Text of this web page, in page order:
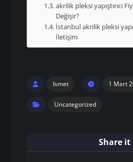
akrilik pleksi yapıştırıcı
Değişir?
İstanbul akrilik pleksi
İletişim
Ismet 1 Mart
Uncategorized